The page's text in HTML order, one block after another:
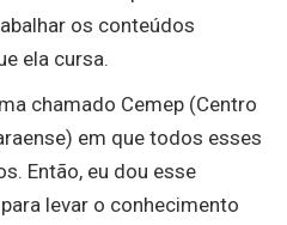
os conteúdos
ela cursa.
chamado Cemep (Centro
em que todos esses
Então, eu dou esse
levar o conhecimento